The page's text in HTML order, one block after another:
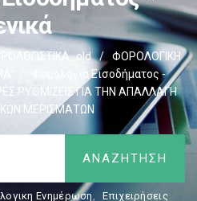
/
ΦΟΡΟΛΟΓΙΚΗ
Φορολογία Εισοδήματος -
ΡΥΘΜΙΣΕΙΣ ΓΙΑ ΤΗΝ ΑΠΑΛΛΑΓΗ
ΜΕΡΙΣΜΑΤΩΝ
Ενημέρωση, Επιχειρήσεις